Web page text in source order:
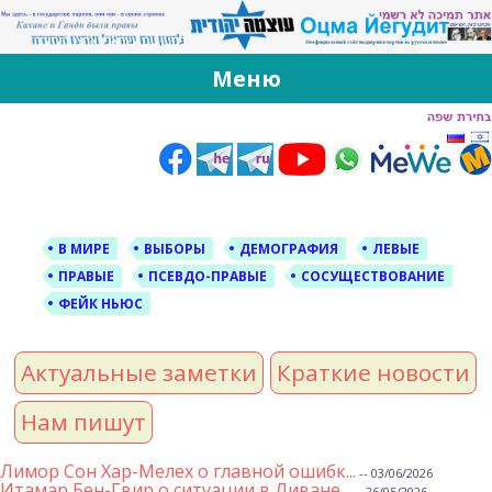
За Оцма Йегудит
עוצמה יהודית ברוסית ובעברית
Меню
В МИРЕ ВЫБОРЫ ДЕМОГРАФИЯ
ЛЕВЫЕ
ПРАВЫЕ
ПСЕВДО-ПРАВЫЕ
СОСУЩЕСТВОВАНИЕ
ФЕЙК НЬЮС
Актуальные заметки
Краткие новости
Нам пишут
Лимор Сон Хар-Мелех о главной ошибк... -- 03/06/2026